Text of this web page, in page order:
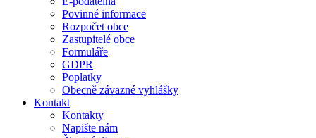
Povinné informace
Rozpočet obce
Zastupitelé obce
Formuláře
GDPR
Poplatky
Obecně závazné vyhlášky
Kontakt
Kontakty
Napište nám